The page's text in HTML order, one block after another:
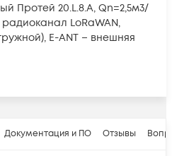
Протей 20.L.8.A, Qn=2,5м3/
LoRaWAN,
E-ANT – внешняя
Документация и ПО Отзывы